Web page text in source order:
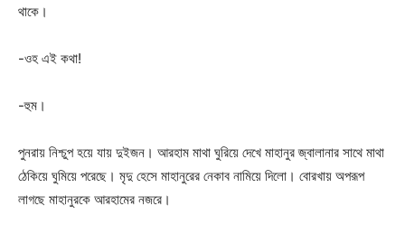
থাকে।
-ওহ এই কথা!
-হুম।
পুনরায় নিশ্চুপ হয়ে যায় দুইজন। আরহাম মাথা ঘুরিয়ে দেখে মাহানুর জ্বালানার সাথে মাথা
ঠেকিয়ে ঘুমিয়ে পরেছে। মৃদু হেসে মাহানুরের নেকাব নামিয়ে দিলো। বোরখায় অপরূপ
লাগছে মাহানুরকে আরহামের নজরে।